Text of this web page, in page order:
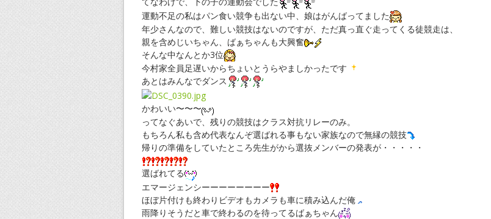
運動不足の私はパン食い競争も出ない中、娘はがんばってました
年少さんなので、難しい競技はないのですが、ただ真っ直ぐ走ってくる徒競走は、
親を含めじいちゃん、ばぁちゃんも大興奮
そんな中なんとか3位
今村家全員足遅いからちょいとうらやましかったです
あとはみんなでダンス
かわいい〜〜〜
ってなぐあいで、残りの競技はクラス対抗リレーのみ。
もちろん私も含め代表なんぞ選ばれる事もない家族なので無縁の競技
帰りの準備をしていたところ先生がから選抜メンバーの発表が・・・・・
選ばれてる
エマージェンシーーーーーーーー
ほぼ片付けも終わりビデオもカメラも車に積み込んだ俺
雨降りそうだと車で終わるのを待ってるばぁちゃん